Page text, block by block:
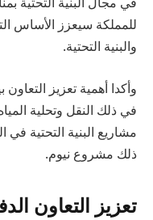
للمملكة سيعزز الأساس
والبنية التحتية.
وأكدا أهمية تعزيز التعاون
في ذلك النقل وتحلية
ذلك مشروع نيوم.
تعزيز التعاون